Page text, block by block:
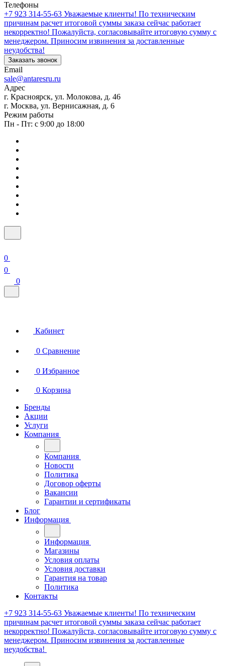
Телефоны
+7 923 314-55-63 Уважаемые клиенты! По техническим
причинам расчет итоговой суммы заказа сейчас работает
некорректно! Пожалуйста, согласовывайте итоговую сумму с
менеджером. Приносим извинения за доставленные
неудобства!
Заказать звонок
Email
sale@antaresru.ru
Адрес
г. Красноярск, ул. Молокова, д. 46
г. Москва, ул. Вернисажная, д. 6
Режим работы
Пн - Пт: с 9:00 до 18:00
0
0
0
Кабинет
0 Сравнение
0 Избранное
0 Корзина
Бренды
Акции
Услуги
Компания
Компания
Новости
Политика
Договор оферты
Вакансии
Гарантии и сертификаты
Блог
Информация
Информация
Магазины
Условия оплаты
Условия доставки
Гарантия на товар
Политика
Контакты
+7 923 314-55-63 Уважаемые клиенты! По техническим
причинам расчет итоговой суммы заказа сейчас работает
некорректно! Пожалуйста, согласовывайте итоговую сумму с
менеджером. Приносим извинения за доставленные
неудобства!